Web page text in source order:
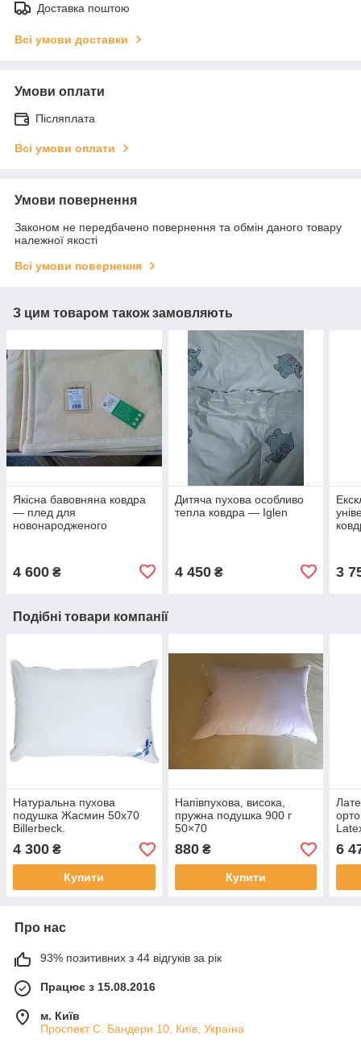
Доставка поштою
Всі умови доставки
Умови оплати
Післяплата
Всі умови оплати
Умови повернення
Законом не передбачено повернення та обмін даного товару
належної якості
Всі умови повернення
З цим товаром також замовляють
Якісна бавовняна ковдра
— плед для
новонародженого
4 600 ₴
Дитяча пухова особливо
тепла ковдра — Iglen
4 450₴ 3
Подібні товари компанії
Натуральна пухова
подушка Жасмин 50х70
Billerbeck.
4 300 ₴
Купити
Напівпухова, висока,
пружна подушка 900 г
50×70
880₴
Купити
6
Про нас
93% позитивних з 44 відгуків за рік
Працює з 15.08.2016
м. Київ
Проспект С. Бандери 10, Київ, Україна